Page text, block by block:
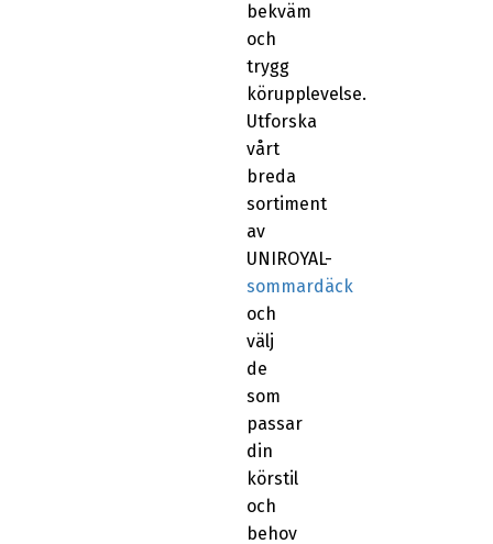
bekväm
och
trygg
körupplevelse.
Utforska
vårt
breda
sortiment
av
UNIROYAL-
sommardäck
och
välj
de
som
passar
din
körstil
och
behov